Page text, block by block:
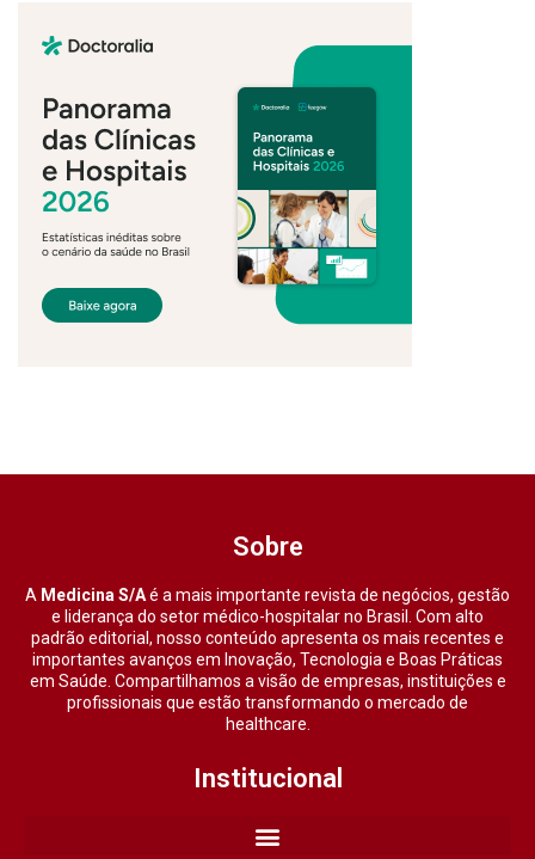
Sobre
A Medicina S/Aé a mais importante revista de negócios, gestão
e liderança do setor médico-hospitalar no Brasil. Com alto
padrão editorial, nosso conteúdo apresenta os mais recentes e
importantes avanços em Inovação, Tecnologia e Boas Práticas
em Saúde. Compartilhamos a visão de empresas, instituições e
profissionais que estão transformando o mercado de
healthcare.
Institucional